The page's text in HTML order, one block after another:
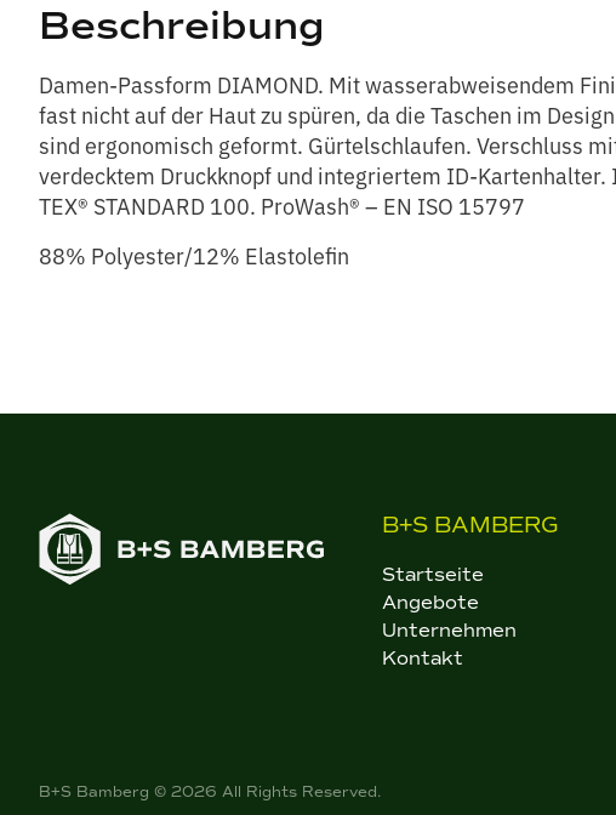
Beschreibung
Damen-Passform DIAMOND. Mit wasserabweisendem
fast nicht auf der Haut zu spüren, da die Taschen im
sind ergonomisch geformt. Gürtelschlaufen. Verschluss
verdecktem Druckknopf und integriertem ID-
TEX® STANDARD 100. ProWash® – EN ISO 15797
88% Polyester/12% Elastolefin
B+S BAMBERG
Startseite
Angebote
Unternehmen
Kontakt
B+S Bamberg © 2026 All Rights Reserved.